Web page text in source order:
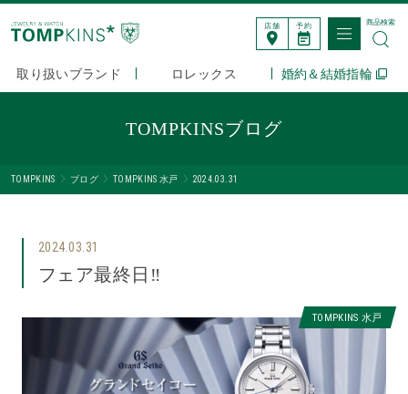
店舗 予約
取り扱いブランド ロレックス 婚約＆結婚指輪
商品検索
TOMPKINSブログ
TOMPKINS ブログ TOMPKINS 水戸 2024.03.31
2024.03.31
フェア最終日‼️
TOMPKINS 水戸